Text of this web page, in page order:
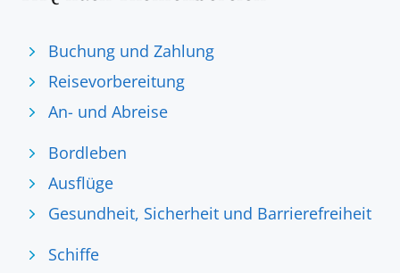
Buchung und Zahlung
Reisevorbereitung
An- und Abreise
Bordleben
Ausflüge
Gesundheit, Sicherheit und Barrierefreiheit
Schiffe